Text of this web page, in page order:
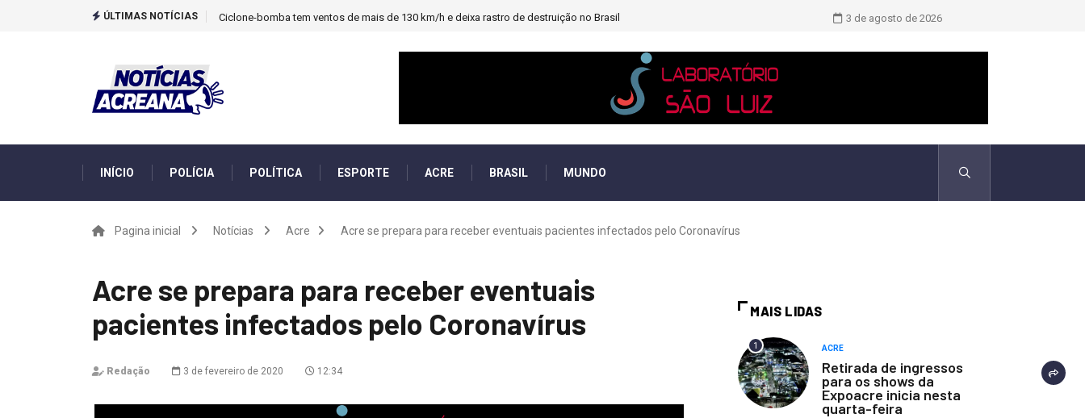
ÚLTIMAS NOTÍCIAS Ciclone-bomba tem ventos de mais de 130 km/h e deixa rastro de destruição no Brasil TCU identificou desvios de dinheiro
3 de agosto de 2026
INÍCIO POLÍCIA POLÍTICA ESPORTE ACRE BRASIL MUNDO
Pagina inicial Notícias Acre Acre se prepara para receber eventuais pacientes infectados pelo Coronavírus
Acre se prepara para receber eventuais
pacientes infectados pelo Coronavírus
Redação 3 de fevereiro de 2020 12:34
MAIS LIDAS
1 ACRE
Retirada de ingressos
para os shows da
Expoacre inicia nesta
quarta-feira